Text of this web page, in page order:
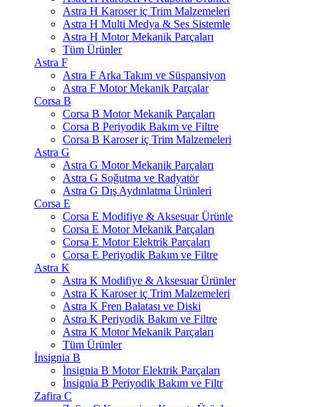
Astra H Karoser iç Trim Malzemeleri
Astra H Multi Medya & Ses Sistemle
Astra H Motor Mekanik Parçaları
Tüm Ürünler
Astra F
Astra F Arka Takım ve Süspansiyon
Astra F Motor Mekanik Parçalar
Corsa B
Corsa B Motor Mekanik Parçaları
Corsa B Periyodik Bakım ve Filtre
Corsa B Karoser iç Trim Malzemeleri
Astra G
Astra G Motor Mekanik Parçaları
Astra G Soğutma ve Radyatör
Astra G Dış Aydınlatma Ürünleri
Corsa E
Corsa E Modifiye & Aksesuar Ürünle
Corsa E Motor Mekanik Parçaları
Corsa E Motor Elektrik Parçaları
Corsa E Periyodik Bakım ve Filtre
Astra K
Astra K Modifiye & Aksesuar Ürünler
Astra K Karoser iç Trim Malzemeleri
Astra K Fren Balatası ve Diski
Astra K Periyodik Bakım ve Filtre
Astra K Motor Mekanik Parçaları
Tüm Ürünler
İnsignia B
İnsignia B Motor Elektrik Parçaları
İnsignia B Periyodik Bakım ve Filtr
Zafira C